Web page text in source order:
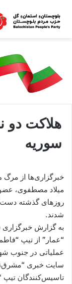
هلاکت دو
سوریه
خبرگزاری‌ها از
میلاد مصطفوی، عضو
شدند.
به گزارش
عملیاتی در جنوب
سایت خبری
تاسیس‌کنندگان تیپ